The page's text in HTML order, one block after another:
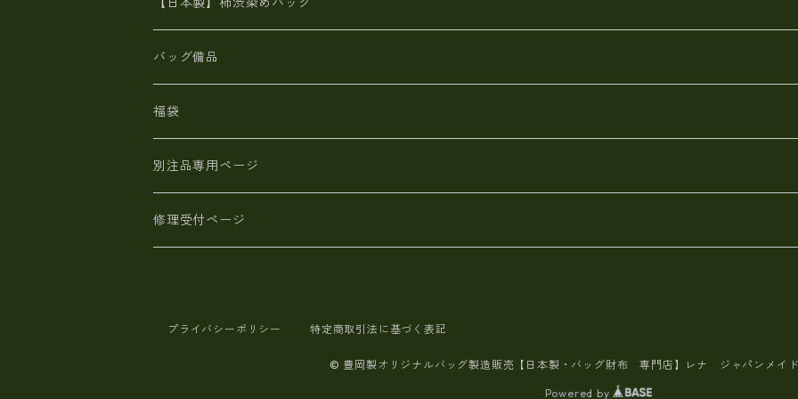
【日本製】メンズ 財布 アザラシ革(シールスキン)
バッグ備品
福袋
別注品専用ページ
修理受付ページ
プライバシーポリシー 特定商取引法に基づく表記
© 豊岡製オリジナルバッグ製造販売【日本製・バッグ財布 専門店】レナ ジャパンメ
Powered by